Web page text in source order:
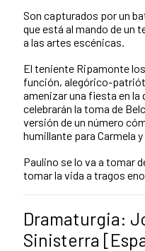
Son capturados por un
que está al mando de un
a las artes escénicas.
El teniente Ripamonte
función, alegórico-
amenizar una fiesta en la
celebrarán la toma de
versión de un número
humillante para Carmela
Paulino se lo va a tomar
tomar la vida a tragos
Dramaturgia:
Sinisterra